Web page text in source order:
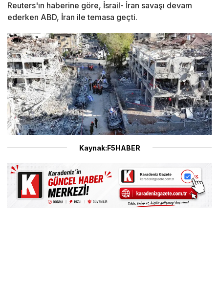
Reuters'ın haberine göre, İsrail- İran savaşı devam
ederken ABD, İran ile temasa geçti.
Kaynak:F5HABER